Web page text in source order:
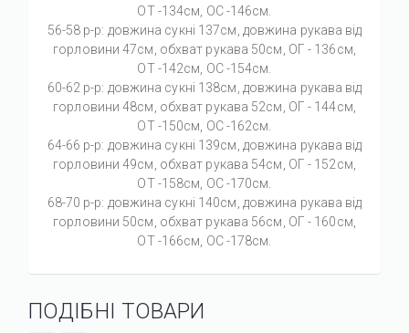
ОТ -134см, OC -146см.
56-58 р-р: довжина сукні 137см, довжина рукава від
горловини 47см, обхват рукава 50см, ОГ - 136см,
ОТ -142см, OC -154см.
60-62 р-р: довжина сукні 138см, довжина рукава від
горловини 48см, обхват рукава 52см, ОГ - 144см,
ОТ -150см, OC -162см.
64-66 р-р: довжина сукні 139см, довжина рукава від
горловини 49см, обхват рукава 54см, ОГ - 152см,
ОТ -158см, OC -170см.
68-70 р-р: довжина сукні 140см, довжина рукава від
горловини 50см, обхват рукава 56см, ОГ - 160см,
ОТ -166см, OC -178см.
ПОДІБНІ ТОВАРИ